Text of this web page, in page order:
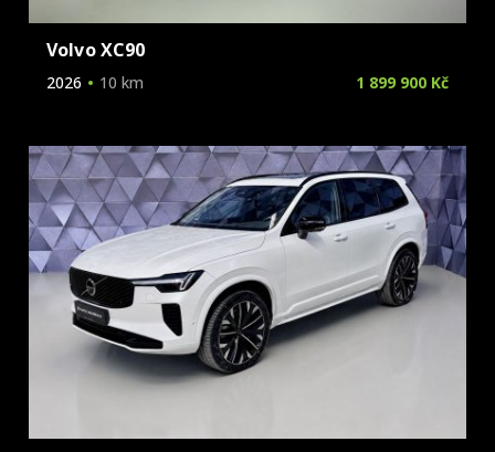
Volvo XC90
2026 10 km 1 899 900 Kč